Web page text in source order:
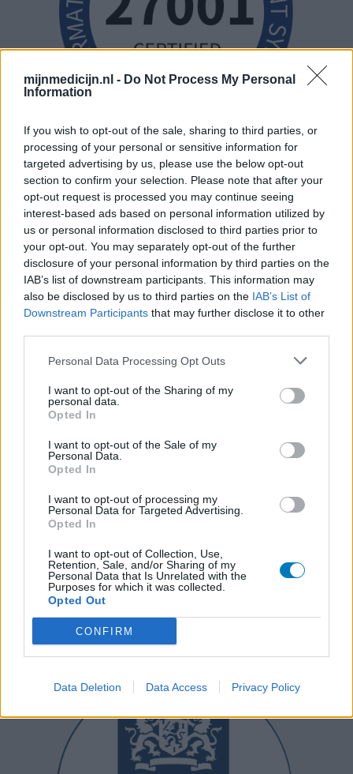
mijnmedicijn.nl - Do Not Process My Personal
Information
If you wish to opt-out of the sale, sharing to third parties, or
processing of your personal or sensitive information for
targeted advertising by us, please use the below opt-out
section to confirm your selection. Please note that after your
opt-out request is processed you may continue seeing
interest-based ads based on personal information utilized by
us or personal information disclosed to third parties prior to
your opt-out. You may separately opt-out of the further
disclosure of your personal information by third parties on the
IAB’s list of downstream participants. This information may
also be disclosed by us to third parties on the IAB’s List of
Downstream Participants that may further disclose it to other
Personal Data Processing Opt Outs
I want to opt-out of the Sharing of my
personal data.
Opted In
I want to opt-out of the Sale of my
Personal Data.
Opted In
I want to opt-out of processing my
Personal Data for Targeted Advertising.
Opted In
I want to opt-out of Collection, Use,
Retention, Sale, and/or Sharing of my
Personal Data that Is Unrelated with the
Purposes for which it was collected.
Opted Out
CONFIRM
Data Deletion Data Access Privacy Policy